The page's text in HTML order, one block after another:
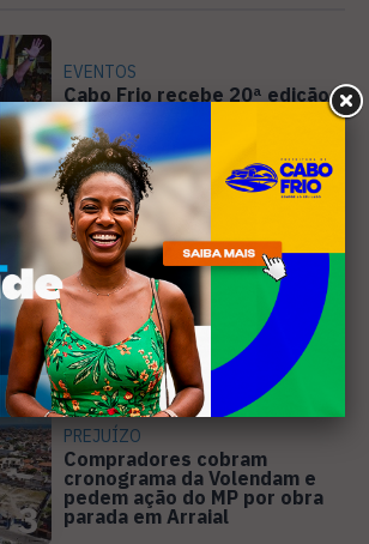
1
EVENTOS
Cabo Frio recebe 20ª edição
do Diveneta Moto Fest neste
fim de semana
2
DIREITOS HUMANOS
Ativista de Cabo Frio
representa o Brasil em
conferência internacional na
Holanda
3
PREJUÍZO
Compradores cobram
cronograma da Volendam e
pedem ação do MP por obra
parada em Arraial